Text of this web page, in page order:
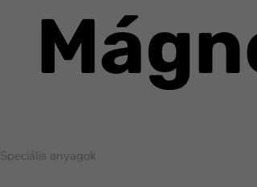
Speciális anyagok